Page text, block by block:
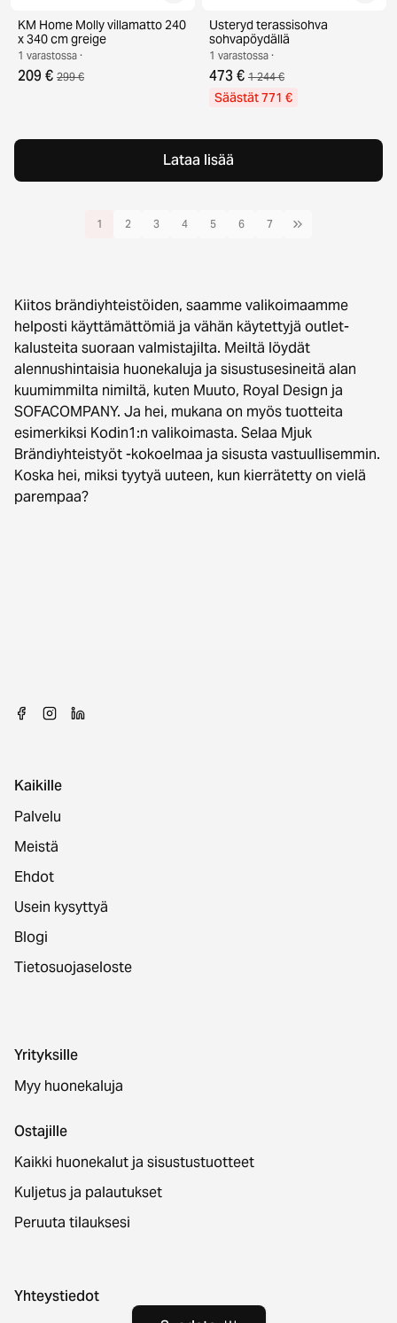
KM Home Molly villamatto 240
x 340 cm greige
1 varastossa ·
209 € 299 €
Usteryd terassisohva
sohvapöydällä
1 varastossa ·
473 € 1 244 €
Säästät 771 €
Lataa lisää
1 2 3 4 5 6 7
Kiitos brändiyhteistöiden, saamme valikoimaamme
helposti käyttämättömiä ja vähän käytettyjä outlet-
kalusteita suoraan valmistajilta. Meiltä löydät
alennushintaisia huonekaluja ja sisustusesineitä alan
kuumimmilta nimiltä, kuten Muuto, Royal Design ja
SOFACOMPANY. Ja hei, mukana on myös tuotteita
esimerkiksi Kodin1:n valikoimasta. Selaa Mjuk
Brändiyhteistyöt -kokoelmaa ja sisusta vastuullisemmin.
Koska hei, miksi tyytyä uuteen, kun kierrätetty on vielä
parempaa?
Kaikille
Palvelu
Meistä
Ehdot
Usein kysyttyä
Blogi
Tietosuojaseloste
Yrityksille
Myy huonekaluja
Ostajille
Kaikki huonekalut ja sisustustuotteet
Kuljetus ja palautukset
Peruuta tilauksesi
Yhteystiedot